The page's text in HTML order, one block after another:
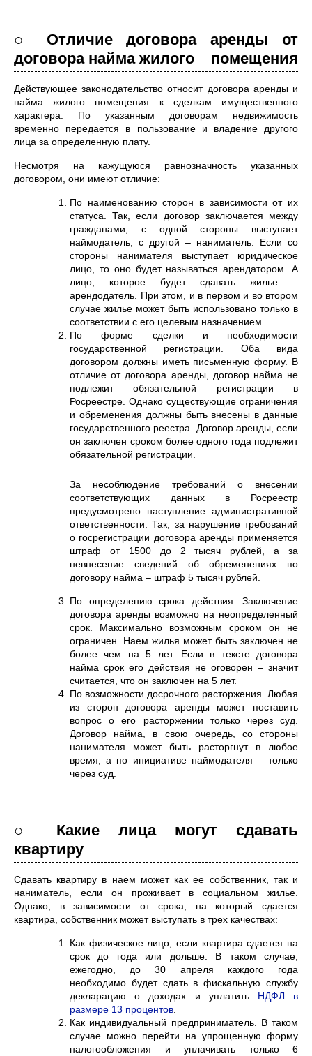
○ Отличие договора аренды от
договора найма жилого помещения
Действующее законодательство относит договора аренды и
найма жилого помещения к сделкам имущественного
характера. По указанным договорам недвижимость
временно передается в пользование и владение другого
лица за определенную плату.
Несмотря на кажущуюся равнозначность указанных
договором, они имеют отличие:
По наименованию сторон в зависимости от их
статуса. Так, если договор заключается между
гражданами, с одной стороны выступает
наймодатель, с другой – наниматель. Если со
стороны нанимателя выступает юридическое
лицо, то оно будет называться арендатором. А
лицо, которое будет сдавать жилье –
арендодатель. При этом, и в первом и во втором
случае жилье может быть использовано только в
соответствии с его целевым назначением.
По форме сделки и необходимости
государственной регистрации. Оба вида
договором должны иметь письменную форму. В
отличие от договора аренды, договор найма не
подлежит обязательной регистрации в
Росреестре. Однако существующие ограничения
и обременения должны быть внесены в данные
государственного реестра. Договор аренды, если
он заключен сроком более одного года подлежит
обязательной регистрации.
За несоблюдение требований о внесении
соответствующих данных в Росреестр
предусмотрено наступление административной
ответственности. Так, за нарушение требований
о госрегистрации договора аренды применяется
штраф от 1500 до 2 тысяч рублей, а за
невнесение сведений об обременениях по
договору найма – штраф 5 тысяч рублей.
По определению срока действия. Заключение
договора аренды возможно на неопределенный
срок. Максимально возможным сроком он не
ограничен. Наем жилья может быть заключен не
более чем на 5 лет. Если в тексте договора
найма срок его действия не оговорен – значит
считается, что он заключен на 5 лет.
По возможности досрочного расторжения. Любая
из сторон договора аренды может поставить
вопрос о его расторжении только через суд.
Договор найма, в свою очередь, со стороны
нанимателя может быть расторгнут в любое
время, а по инициативе наймодателя – только
через суд.
○ Какие лица могут сдавать
квартиру
Сдавать квартиру в наем может как ее собственник, так и
наниматель, если он проживает в социальном жилье.
Однако, в зависимости от срока, на который сдается
квартира, собственник может выступать в трех качествах:
Как физическое лицо, если квартира сдается на
срок до года или дольше. В таком случае,
ежегодно, до 30 апреля каждого года
необходимо будет сдать в фискальную службу
декларацию о доходах и уплатить НДФЛ в
размере 13 процентов.
Как индивидуальный предприниматель. В таком
случае можно перейти на упрощенную форму
налогообложения и уплачивать только 6